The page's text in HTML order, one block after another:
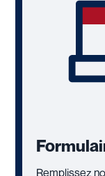
Remplissez